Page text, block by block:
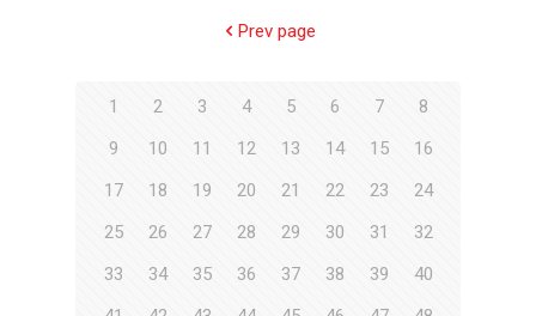
Prev page
1 2 3 4 5 6 7
8
9
10 11 12 13 14 15
16
17
18 19 20 21 22 23
24
25
26 27 28 29 30 31
32
33
34 35 36 37 38 39
40